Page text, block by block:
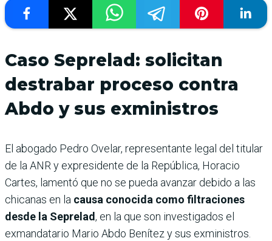
Caso Seprelad: solicitan
destrabar proceso contra
Abdo y sus exministros
El abogado Pedro Ovelar, representante legal del titular
de la ANR y expresidente de la República, Horacio
Cartes, lamentó que no se pueda avanzar debido a las
chicanas en la causa conocida como filtraciones
desde la Seprelad, en la que son investigados el
exmandatario Mario Abdo Benítez y sus exministros.